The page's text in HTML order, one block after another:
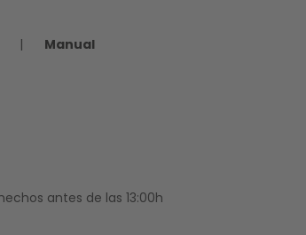
| Manual
antes de las 13:00h